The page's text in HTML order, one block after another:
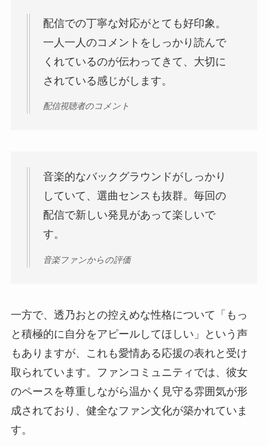
配信での丁寧な対応がとても好印象。
一人一人のコメントをしっかり読んで
くれているのが伝わってきて、大切に
されている感じがします。
配信視聴者のコメント
音楽的なバックグラウンドがしっかり
していて、選曲センスも抜群。毎回の
配信で新しい発見があって楽しいで
す。
音楽ファンからの評価
一方で、透乃おとの控えめな性格について「もっ
と積極的に自分をアピールしてほしい」という声
もありますが、これも愛情ある応援の表れと受け
取られています。ファンコミュニティでは、彼女
のペースを尊重しながら温かく見守る雰囲気が形
成されており、健全なファン文化が築かれていま
す。